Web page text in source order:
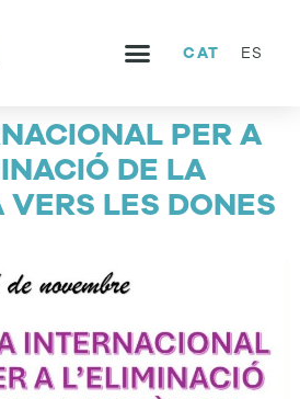
CAT ES
PER A
DE LA
LES DONES